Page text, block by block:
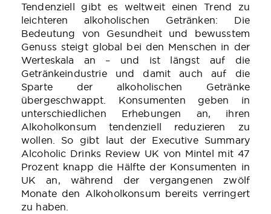
Tendenziell gibt es weltweit einen Trend zu
leichteren alkoholischen Getränken: Die
Bedeutung von Gesundheit und bewusstem
Genuss steigt global bei den Menschen in der
Werteskala an – und ist längst auf die
Getränkeindustrie und damit auch auf die
Sparte der alkoholischen Getränke
übergeschwappt. Konsumenten geben in
unterschiedlichen Erhebungen an, ihren
Alkoholkonsum tendenziell reduzieren zu
wollen. So gibt laut der Executive Summary
Alcoholic Drinks Review UK von Mintel mit 47
Prozent knapp die Hälfte der Konsumenten in
UK an, während der vergangenen zwölf
Monate den Alkoholkonsum bereits verringert
zu haben.